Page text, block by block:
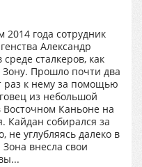
года сотрудник
Александр
сталкеров, как
Прошло почти два
раз к нему за помощью
из небольшой
Каньоне на
Кайдан собирался за
не углубляясь далеко в
внесла свои